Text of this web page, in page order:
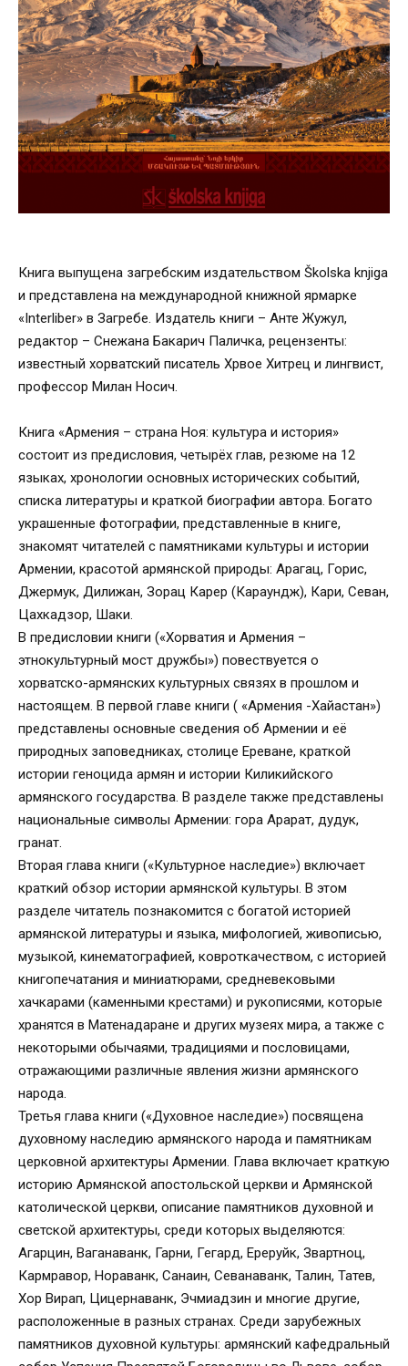
Книга выпущена загребским издательством Školska knjiga
и представлена на международной книжной ярмарке
«Interliber» в Загребе. Издатель книги – Анте Жужул,
редактор – Снежана Бакарич Паличка, рецензенты:
известный хорватский писатель Хрвое Хитрец и лингвист,
профессор Милан Носич.
Книга «Армения – страна Ноя: культура и история»
состоит из предисловия, четырёх глав, резюме на 12
языках, хронологии основных исторических событий,
списка литературы и краткой биографии автора. Богато
украшенные фотографии, представленные в книге,
знакомят читателей с памятниками культуры и истории
Армении, красотой армянской природы: Арагац, Горис,
Джермук, Дилижан, Зорац Карер (Караундж), Кари, Севан,
Цахкадзор, Шаки.
В предисловии книги («Хорватия и Армения –
этнокультурный мост дружбы») повествуется о
хорватско-армянских культурных связях в прошлом и
настоящем. В первой главе книги ( «Армения -Хайастан»)
представлены основные сведения об Армении и её
природных заповедниках, столице Ереване, краткой
истории геноцида армян и истории Киликийского
армянского государства. В разделе также представлены
национальные символы Армении: гора Арарат, дудук,
гранат.
Вторая глава книги («Культурное наследие») включает
краткий обзор истории армянской культуры. В этом
разделе читатель познакомится с богатой историей
армянской литературы и языка, мифологией, живописью,
музыкой, кинематографией, ковроткачеством, с историей
книгопечатания и миниатюрами, средневековыми
хачкарами (каменными крестами) и рукописями, которые
хранятся в Матенадаране и других музеях мира, а также с
некоторыми обычаями, традициями и пословицами,
отражающими различные явления жизни армянского
народа.
Третья глава книги («Духовное наследие») посвящена
духовному наследию армянского народа и памятникам
церковной архитектуры Армении. Глава включает краткую
историю Армянской апостольской церкви и Армянской
католической церкви, описание памятников духовной и
светской архитектуры, среди которых выделяются:
Агарцин, Ваганаванк, Гарни, Гегард, Ереруйк, Звартноц,
Кармравор, Нораванк, Caнаин, Севанаванк, Талин, Татев,
Хор Вирап, Цицернаванк, Эчмиадзин и многие другие,
расположенные в разных странах. Среди зарубежных
памятников духовной культуры: армянский кафедральный